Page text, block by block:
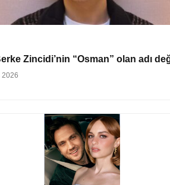
Zincidi’nin “Osman” olan adı
2026